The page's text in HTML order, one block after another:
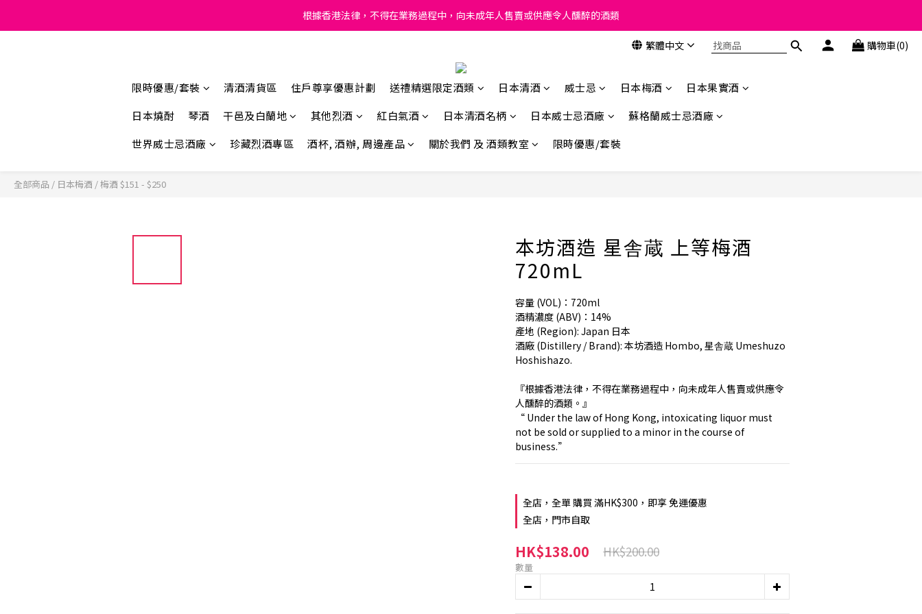
根據香港法律，不得在業務過程中，向未成年人售賣或供應令人醺醉的酒類
根據香港法律，不得在業務過程中，向未成年人售賣或供應令人醺醉的酒類
Under the law of Hong Kong, intoxicating liquor must not be sold or supplied to a minor in the course of business.
根據香港法律，不得在業務過程中，向未成年人售賣或供應令人醺醉的酒類
繁體中文 購物車(0)
限時優惠/套裝 清酒清貨區 住戶尊享優惠計劃 送禮精選限定酒類 日本清酒 威士忌 日本梅酒
日本果實酒
日本燒酎
琴酒 干邑及白蘭地 其他烈酒 紅白氣酒 日本清酒名柄 日本威士忌酒廠
蘇格蘭威士忌酒廠
世界威士忌酒廠
珍藏烈酒專區 酒杯, 酒辦, 周邊產品 關於我們 及 酒類教室 限時優惠/套裝
全部商品 / 日本梅酒 /梅酒 $151 - $250
本坊酒造 星舎蔵 上等梅酒
720mL
容量 (VOL)：720ml
酒精濃度 (ABV)：14%
產地 (Region): Japan 日本
酒廠 (Distillery / Brand): 本坊酒造 Hombo, 星舎蔵 Umeshuzo
Hoshishazo.
『根據香港法律，不得在業務過程中，向未成年人售賣或供應令
人醺醉的酒類。』
“ Under the law of Hong Kong, intoxicating liquor must
not be sold or supplied to a minor in the course of
business.”
全店，全單 購買 滿HK$300，即享 免運優惠
全店，門市自取
HK$138.00 HK$200.00
數量